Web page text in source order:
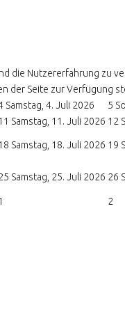
Samstag, 4. Juli 2026 5
Samstag, 11. Juli 2026 12
Samstag, 18. Juli 2026 19
Samstag, 25. Juli 2026 26
2
die Nutzererfahrung zu
der Seite zur Verfügung